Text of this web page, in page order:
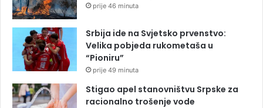
prije 46 minuta
Srbija ide na Svjetsko prvenstvo:
Velika pobjeda rukometaša u
“Pioniru”
prije 49 minuta
Stigao apel stanovništvu Srpske za
racionalno trošenje vode